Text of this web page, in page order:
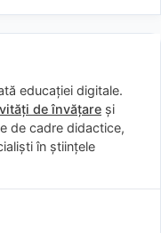
educației digitale.
de învățare și
de cadre didactice,
în științele